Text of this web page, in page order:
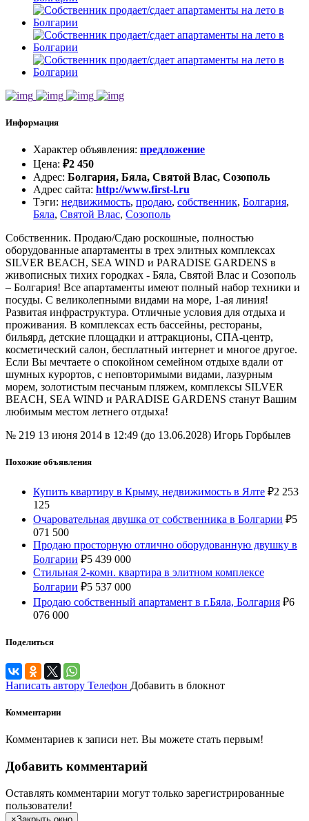
Информация
Характер объявления: предложение
Цена: ₽2 450
Адрес: Болгария, Бяла, Святой Влас, Созополь
Адрес сайта: http://www.first-l.ru
Тэги: недвижимость, продаю, собственник, Болгария,
Бяла, Святой Влас, Созополь
Собственник. Продаю/Сдаю роскошные, полностью
оборудованные апартаменты в трех элитных комплексах
SILVER BEACH, SEA WIND и PARADISE GARDENS в
живописных тихих городках - Бяла, Святой Влас и Созополь
– Болгария! Все апартаменты имеют полный набор техники и
посуды. С великолепными видами на море, 1-ая линия!
Развитая инфраструктура. Отличные условия для отдыха и
проживания. В комплексах есть бассейны, рестораны,
бильярд, детские площадки и аттракционы, СПА-центр,
косметический салон, бесплатный интернет и многое другое.
Если Вы мечтаете о спокойном семейном отдыхе вдали от
шумных курортов, с неповторимыми видами, лазурным
морем, золотистым песчаным пляжем, комплексы SILVER
BEACH, SEA WIND и PARADISE GARDENS станут Вашим
любимым местом летнего отдыха!
№ 219 13 июня 2014 в 12:49 (до 13.06.2028) Игорь Горбылев
Похожие объявления
Купить квартиру в Крыму, недвижимость в Ялте ₽2 253
125
Очаровательная двушка от собственника в Болгарии ₽5
071 500
Продаю просторную отлично оборудованную двушку в
Болгарии ₽5 439 000
Стильная 2-комн. квартира в элитном комплексе
Болгарии ₽5 537 000
Продаю собственный апартамент в г.Бяла, Болгария ₽6
076 000
Поделиться
Написать автору Телефон Добавить в блокнот
Комментарии
Комментариев к записи нет. Вы можете стать первым!
Добавить комментарий
Оставлять комментарии могут только зарегистрированные
пользователи!